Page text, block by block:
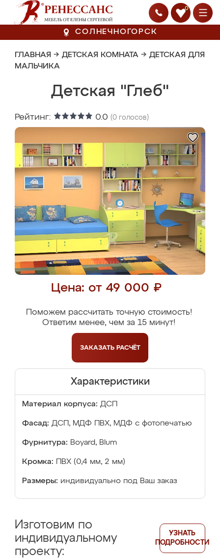
0
СОЛНЕЧНОГОРСК
ГЛАВНАЯ → ДЕТСКАЯ КОМНАТА → ДЕТСКАЯ ДЛЯ
МАЛЬЧИКА
Детская "Глеб"
Рейтинг: 0.0 (0 голосов)
Цена: от 49 000 ₽
Поможем рассчитать точную стоимость!
Ответим менее, чем за 15 минут!
ЗАКАЗАТЬ РАСЧЁТ
Характеристики
Материал корпуса: ДСП
Фасад: ДСП, МДФ ПВХ, МДФ с фотопечатью
Фурнитура: Boyard, Blum
Кромка: ПВХ (0,4 мм, 2 мм)
Размеры: индивидуально под Ваш заказ
Изготовим по
индивидуальному
проекту:
УЗНАТЬ
ПОДРОБНОСТИ